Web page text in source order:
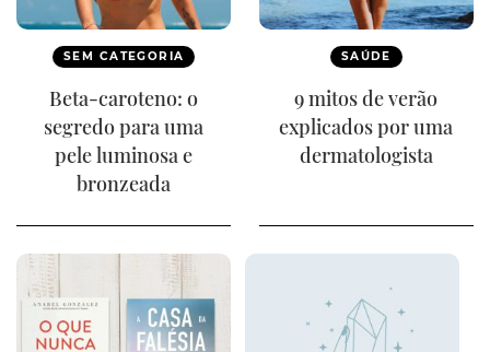
SEM CATEGORIA
Beta-caroteno: o
segredo para uma
pele luminosa e
bronzeada
SAÚDE
9 mitos de verão
explicados por uma
dermatologista